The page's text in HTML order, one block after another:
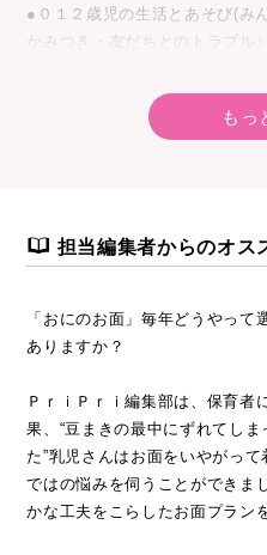
●０１２歳児の生活とあそび(み
かみつき・友だちとのトラブ
●発達に課題のある子の保育の
もっ
担当編集者からのオス
「おにのお面」毎年どうやっ
ありますか？
ＰｒｉＰｒｉ編集部は、保育者
果、“豆まきの最中にずれてしま
た”乳児さんはお面をいやがっ
ではの悩みを伺うことができま
かな工夫をこらしたお面プラン